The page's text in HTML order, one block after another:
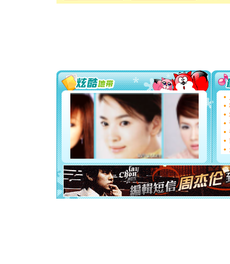
你太多，
要平安！
[圣诞节]
能正大
天都要快
[圣诞节]
如意,快
[元旦]
看
断电。
你是我
[元旦]
起；二是
离。水晶
[元旦]当
泣，这痛